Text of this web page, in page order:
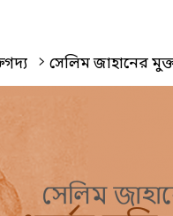
সেলিম জাহানের